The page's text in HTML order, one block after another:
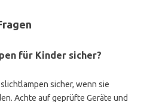
für Kinder sicher?
sicher, wenn sie
Achte auf geprüfte Geräte und